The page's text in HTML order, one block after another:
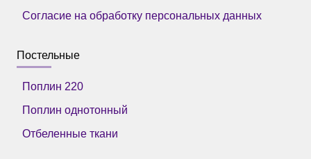
Согласие на обработку персональных данных
Постельные
Поплин 220
Поплин однотонный
Отбеленные ткани